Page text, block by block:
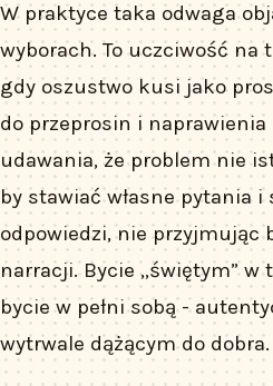
W praktyce taka odwaga
wyborach. To uczciwość
gdy oszustwo kusi jako
do przeprosin i
udawania, że problem nie
by stawiać własne pytania
odpowiedzi, nie przyjmując
narracji. Bycie „świętym”
bycie w pełni sobą -
wytrwale dążącym do dobra.